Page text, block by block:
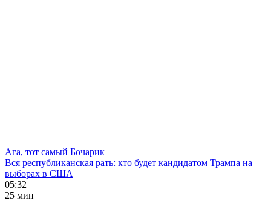
Ага, тот самый Бочарик
Вся республиканская рать: кто будет кандидатом Трампа на
выборах в США
05:32
25 мин